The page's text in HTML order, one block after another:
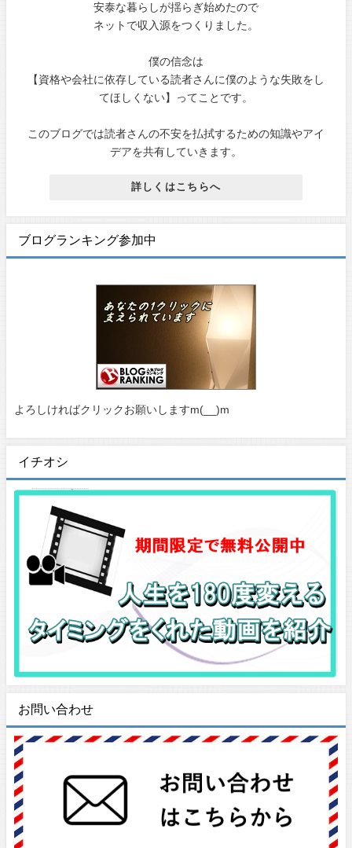
安泰な暮らしが揺らぎ始めたので
ネットで収入源をつくりました。
僕の信念は
【資格や会社に依存している読者さんに僕のような失敗をし
てほしくない】ってことです。
このブログでは読者さんの不安を払拭するための知識やアイ
デアを共有していきます。
詳しくはこちらへ
ブログランキング参加中
よろしければクリックお願いしますm(__)m
イチオシ
お問い合わせ